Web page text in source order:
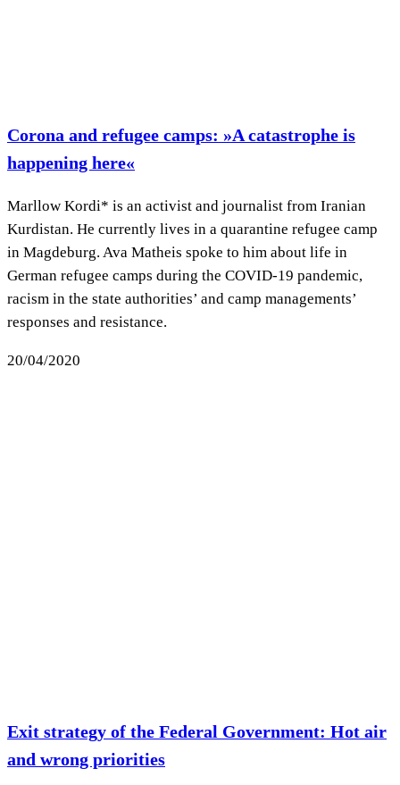
Corona and refugee camps: »A catastrophe is
happening here«
Marllow Kordi* is an activist and journalist from Iranian
Kurdistan. He currently lives in a quarantine refugee camp
in Magdeburg. Ava Matheis spoke to him about life in
German refugee camps during the COVID-19 pandemic,
racism in the state authorities’ and camp managements’
responses and resistance.
20/04/2020
Exit strategy of the Federal Government: Hot air
and wrong priorities